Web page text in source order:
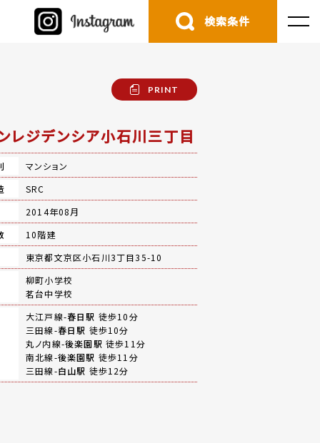
検索条件
PRINT
レジデンシア小石川三丁目
マンション
SRC
2014年08月
10階建
東京都文京区小石川3丁目35-10
柳町小学校
茗台中学校
大江戸線-春日駅 徒歩10分
三田線-春日駅 徒歩10分
丸ノ内線-後楽園駅 徒歩11分
南北線-後楽園駅 徒歩11分
三田線-白山駅 徒歩12分